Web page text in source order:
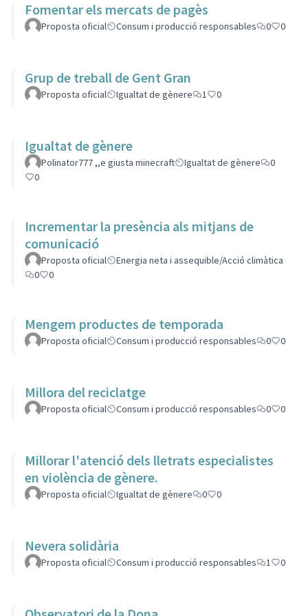
Fomentar els mercats de pagès
Proposta oficial Consum i producció responsables 0 0
Grup de treball de Gent Gran
Proposta oficial Igualtat de gènere 1 0
Igualtat de gènere
Polinator777 ,,e giusta minecraft Igualtat de gènere
0
0
Incrementar la presència als mitjans de
comunicació
Proposta oficial
Energia neta i assequible/Acció climàtica
0
0
Mengem productes de temporada
Proposta oficial Consum i producció responsables 0 0
Millora del reciclatge
Proposta oficial Consum i producció responsables 0 0
Millorar l'atenció dels lletrats especialistes
en violència de gènere.
Proposta oficial Igualtat de gènere 0 0
Nevera solidària
Proposta oficial Consum i producció responsables 1 0